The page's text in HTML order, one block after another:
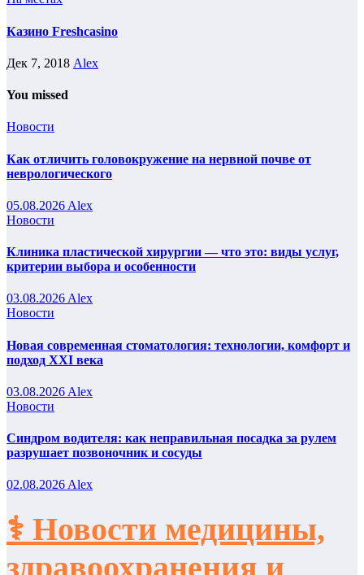
Казино Freshcasino
Дек 7, 2018 Alex
You missed
Новости
Как отличить головокружение на нервной почве от
неврологического
05.08.2026 Alex
Новости
Клиника пластической хирургии — что это: виды услуг,
критерии выбора и особенности
03.08.2026 Alex
Новости
Новая современная стоматология: технологии, комфорт и
подход XXI века
03.08.2026 Alex
Новости
Синдром водителя: как неправильная посадка за рулем
разрушает позвоночник и сосуды
02.08.2026Alex
⚕️ Новости медицины,
здравоохранения и